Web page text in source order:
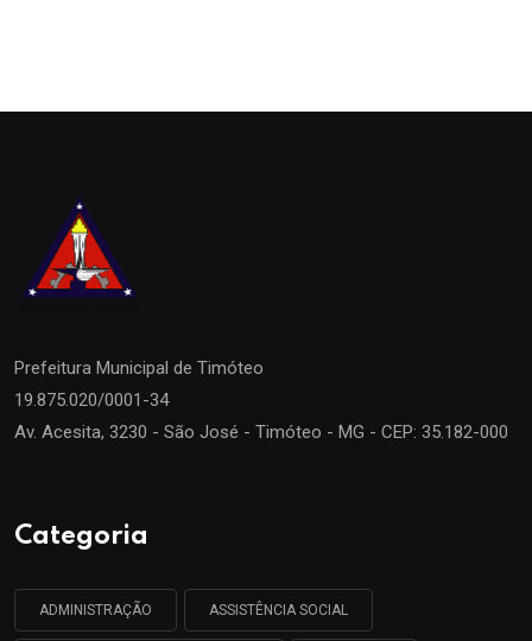
Prefeitura Municipal de Timóteo
19.875.020/0001-34
Av. Acesita, 3230 - São José - Timóteo - MG - CEP: 35.182-000
Categoria
ADMINISTRAÇÃO ASSISTÊNCIA SOCIAL